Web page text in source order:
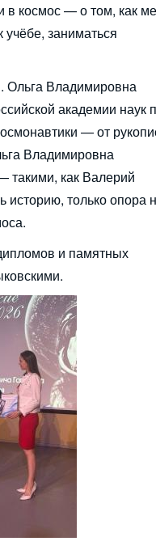
в космос — о том, как
учёбе, заниматься
Ольга Владимировна
академии наук
— от
Владимировна
такими, как Валерий
историю, только опора
и памятных